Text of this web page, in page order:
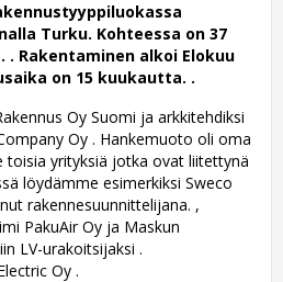
Turku. Kohteessa on 37
. Rakentaminen alkoi Elokuu
on 15 kuukautta. .
Oy Suomi ja arkkitehdiksi
Oy . Hankemuoto oli oma
toisia yrityksiä jotka ovat liitettynä
löydämme esimerkiksi Sweco
rakennesuunnittelijana. ,
PakuAir Oy ja Maskun
LV-urakoitsijaksi .
Oy .